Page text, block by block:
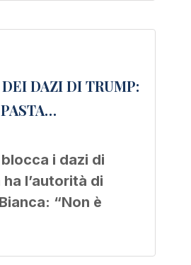
DAZI DI TRUMP:
i dazi di
l’autorità di
“Non è